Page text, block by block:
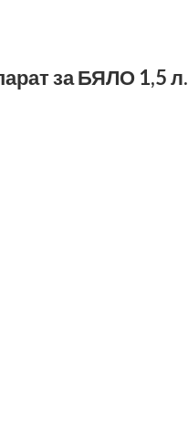
за БЯЛО 1,5 л.